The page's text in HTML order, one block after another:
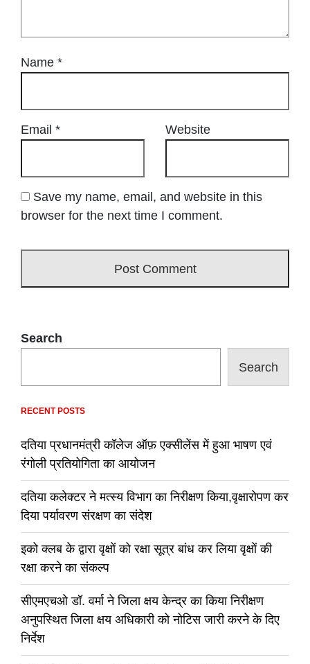
Name *
Email * Website
Save my name, email, and website in this
browser for the next time I comment.
Search
Search
RECENT POSTS
दतिया प्रधानमंत्री कॉलेज ऑफ़ एक्सीलेंस में हुआ भाषण एवं
रंगोली प्रतियोगिता का आयोजन
दतिया कलेक्टर ने मत्स्य विभाग का निरीक्षण किया,वृक्षारोपण कर
दिया पर्यावरण संरक्षण का संदेश
इको क्लब के द्वारा वृक्षों को रक्षा सूत्र बांध कर लिया वृक्षों की
रक्षा करने का संकल्प
सीएमएचओ डॉ. वर्मा ने जिला क्षय केन्द्र का किया निरीक्षण
अनुपस्थित जिला क्षय अधिकारी को नोटिस जारी करने के दिए
निर्देश